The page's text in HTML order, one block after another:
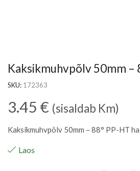
Kaksikmuhvpõlv 50mm –
SKU: 172363
3.45 € (sisaldab Km)
Kaksikmuhvpõlv 50mm – 88° PP-HT
Laos